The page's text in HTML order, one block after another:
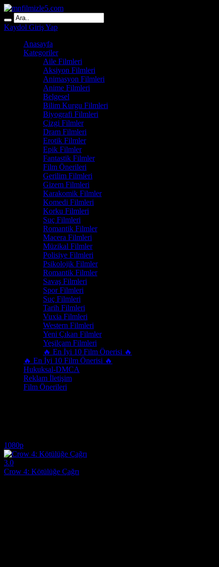
Kaydol Giriş Yap
Anasayfa
Kategoriler
Aile Filmleri
Aksiyon Filmleri
Animasyon Filmleri
Anime Filmleri
Belgesel
Bilim Kurgu Filmleri
Biyografi Filmleri
Çizgi Filmler
Dram Filmleri
Erotik Filmler
Epik Filmler
Fantastik Filmler
Film Önerileri
Gerilim Filmleri
Gizem Filmleri
Karakomik Filmler
Komedi Filmleri
Korku Filmleri
Suç Filmleri
Romantik Filmler
Macera Filmleri
Müzikal Filmler
Polisiye Filmleri
Psikolojik Filmler
Romantik Filmler
Savaş Filmleri
Spor Filmleri
Suç Filmleri
Tarih Filmleri
Vuxia Filmleri
Western Filmleri
Yeni Çıkan Filmler
Yeşilçam Filmleri
🔥 En İyi 10 Film Önerisi 🔥
🔥 En İyi 10 Film Önerisi 🔥
Hukuksal-DMCA
Reklam İletişim
Film Önerileri
1080p
3.0
Crow 4: Kötülüğe Çağrı